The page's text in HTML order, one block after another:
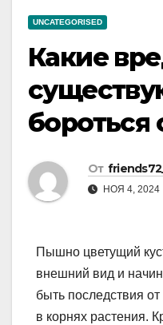
UNCATEGORISED
Какие
бороться
От
НОЯ 4, 2024
Пышно цветущий
внешний вид и
быть последствия
в корнях растения.